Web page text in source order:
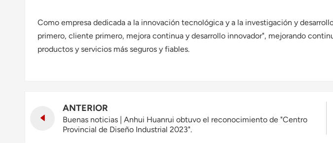
Como empresa dedicada a la innovación tecnológica y a la investigación y
primero, cliente primero, mejora continua y desarrollo innovador", mejorando
productos y servicios más seguros y fiables.
ANTERIOR
Buenas noticias | Anhui Huanrui obtuvo el reconocimiento de "Centro
Provincial de Diseño Industrial 2023".